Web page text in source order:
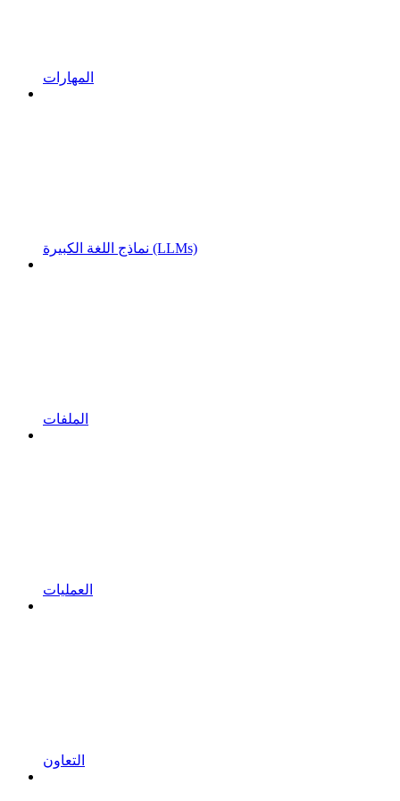
المهارات
نماذج اللغة الكبيرة (LLMs)
الملفات
العمليات
التعاون